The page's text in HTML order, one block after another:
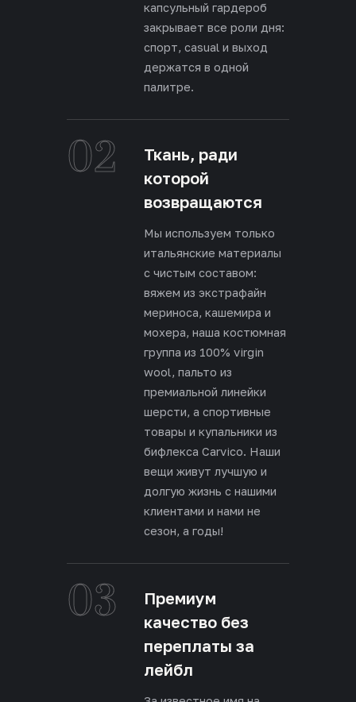
капсульный гардероб
закрывает все роли дня:
спорт, casual и выход
держатся в одной
палитре.
02
Ткань, ради
которой
возвращаются
Мы используем только
итальянские материалы
с чистым составом:
вяжем из экстрафайн
мериноса, кашемира и
мохера, наша костюмная
группа из 100% virgin
wool, пальто из
премиальной линейки
шерсти, а спортивные
товары и купальники из
бифлекса Carvico. Наши
вещи живут лучшую и
долгую жизнь с нашими
клиентами и нами не
сезон, а годы!
03
Премиум
качество без
переплаты за
лейбл